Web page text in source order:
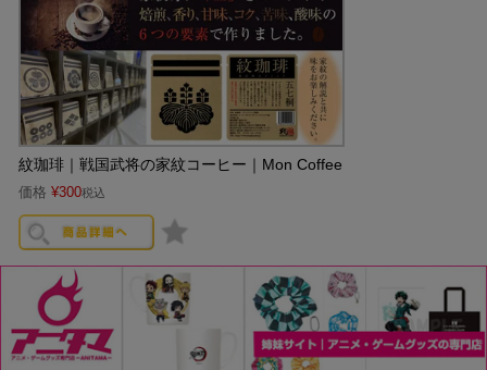
紋珈琲｜戦国武将の家紋コーヒー｜Mon Coffee
価格 ¥300税込